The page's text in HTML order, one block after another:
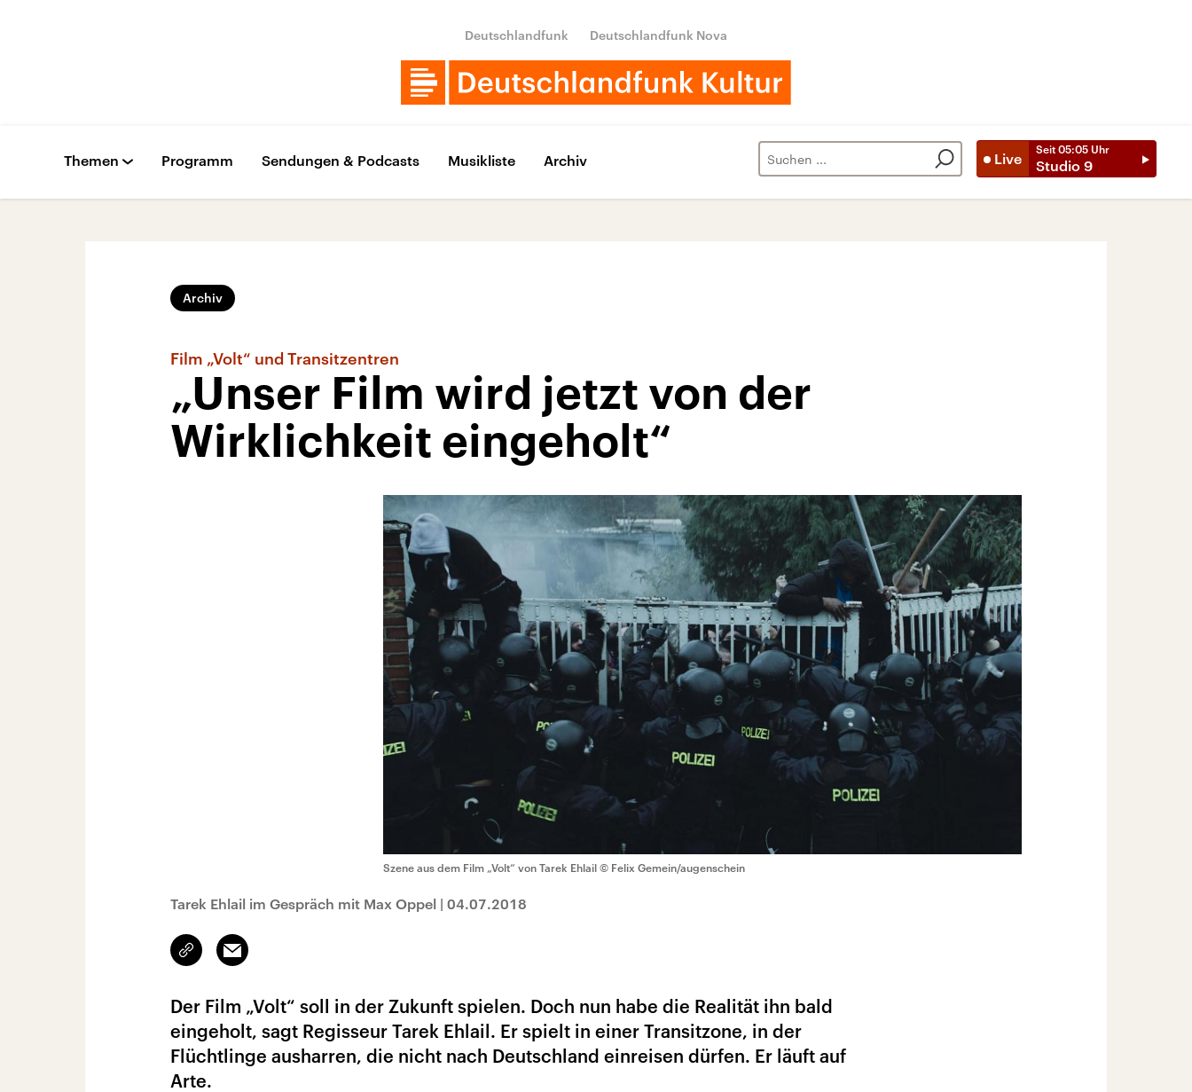
Deutschlandfunk Deutschlandfunk Nova
Live
Seit 05:05 Uhr
Studio 9
Themen Programm Sendungen & Podcasts Musikliste Archiv
Archiv
Film „Volt“ und Transitzentren
„Unser Film wird jetzt von der
Wirklichkeit eingeholt“
Szene aus dem Film „Volt“ von Tarek Ehlail © Felix Gemein/augenschein
Tarek Ehlail im Gespräch mit Max Oppel | 04.07.2018
Link
kopieren/teilen
Email
Der Film „Volt“ soll in der Zukunft spielen. Doch nun habe die Realität ihn bald
eingeholt, sagt Regisseur Tarek Ehlail. Er spielt in einer Transitzone, in der
Flüchtlinge ausharren, die nicht nach Deutschland einreisen dürfen. Er läuft auf
Arte.